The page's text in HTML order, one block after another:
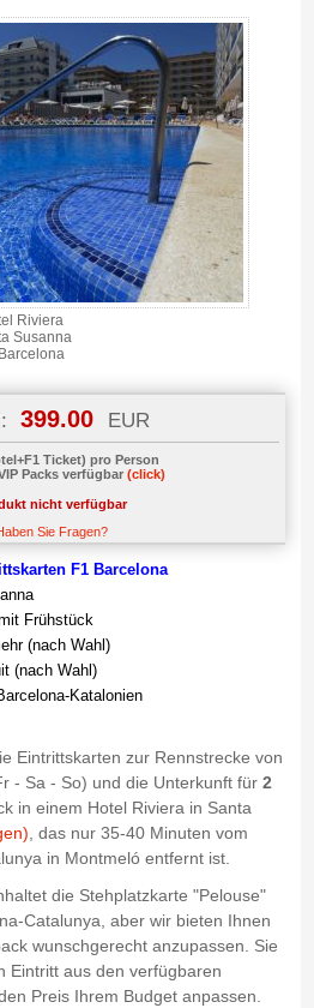
Riviera
Susanna
399.00 EUR
Ticket) pro Person
Packs verfügbar (click)
nicht verfügbar
Sie Fragen?
F1 Barcelona
Frühstück
(nach Wahl)
(nach Wahl)
Katalonien
Eintrittskarten zur Rennstrecke von
- Sa - So) und die Unterkunft für 2
in einem Hotel Riviera in Santa
, das nur 35-40 Minuten vom
in Montmeló entfernt ist.
die Stehplatzkarte "Pelouse"
Catalunya, aber wir bieten Ihnen
wunschgerecht anzupassen. Sie
Eintritt aus den verfügbaren
Preis Ihrem Budget anpassen.